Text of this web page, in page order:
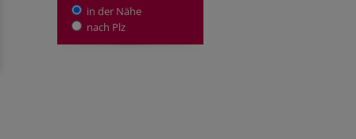
in der Nähe
nach Plz